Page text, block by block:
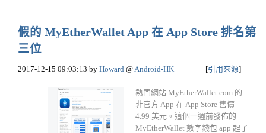
假的 MyEtherWallet App 在 App Store 排名第
三位
2017-12-15 09:03:13 by Howard @Android-HK [引用來源]
熱門網站 MyEtherWallet.com 的
非官方 App 在 App Store 售價
4.99 美元。這個一週前發佈的
MyEtherWallet 數字錢包 app 起了